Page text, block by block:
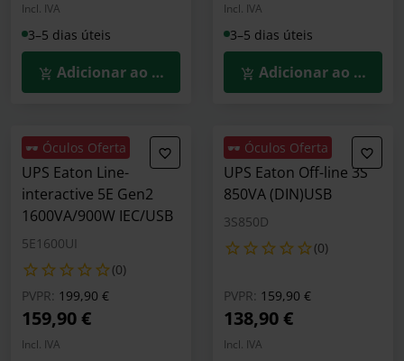
Incl. IVA
3–5 dias úteis
Adicionar ao Carrinho
Incl. IVA
3–5 dias úteis
Adicionar ao
🕶️ Óculos Oferta
UPS Eaton Line-
interactive 5E Gen2
1600VA/900W IEC/USB
5E1600UI
(0)
PVPR: Preço reduzido de
199,90 €para
159,90 €
Incl. IVA
🕶️ Óculos Oferta
UPS Eaton Off-line 3S
850VA (DIN)USB
3S850D
(0)
PVPR: Preço reduzido de
159,90 €para
138,90 €
Incl. IVA